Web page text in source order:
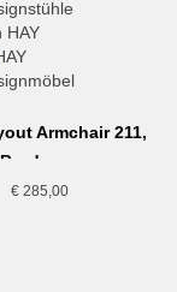
Armchair 211,
Bordeaux
€ 285,00